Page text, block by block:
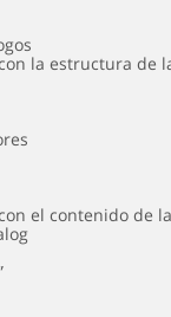
la estructura de
el contenido de